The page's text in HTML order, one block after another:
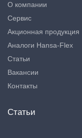
О компании
Сервис
Акционная продукция
Аналоги Hansa-Flex
Статьи
Вакансии
Контакты
Статьи